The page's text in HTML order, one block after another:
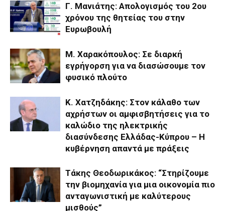
Γ. Μανιάτης: Aπολογισμός του 2ου
χρόνου της θητείας του στην
Ευρωβουλή
Μ. Χαρακόπουλος: Σε διαρκή
εγρήγορση για να διασώσουμε τον
φυσικό πλούτο
Κ. Χατζηδάκης: Στον κάλαθο των
αχρήστων οι αμφισβητήσεις για το
καλώδιο της ηλεκτρικής
διασύνδεσης Ελλάδας-Κύπρου – Η
κυβέρνηση απαντά με πράξεις
Τάκης Θεοδωρικάκος: “Στηρίζουμε
την βιομηχανία για μια οικονομία πιο
ανταγωνιστική με καλύτερους
μισθούς”